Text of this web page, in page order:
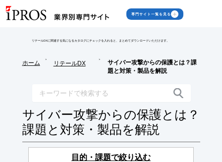
専門サイト一覧を見る
リテールDXに関連する気になるカタログにチェックを入れると、まとめてダウンロードいただけます。
ホーム
>
リテールDX
>
サイバー攻撃からの保護とは？課
題と対策・製品を解説
サイバー攻撃からの保護とは？
課題と対策・製品を解説
目的・課題で絞り込む